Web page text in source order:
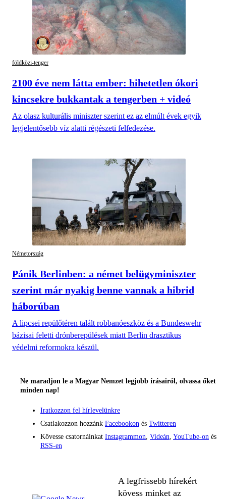
földközi-tenger
2100 éve nem látta ember: hihetetlen ókori
kincsekre bukkantak a tengerben + videó
Az olasz kulturális miniszter szerint ez az elmúlt évek egyik
legjelentősebb víz alatti régészeti felfedezése.
Németország
Pánik Berlinben: a német belügyminiszter
szerint már nyakig benne vannak a hibrid
háborúban
A lipcsei repülőtéren talált robbanóeszköz és a Bundeswehr
bázisai feletti drónberepülések miatt Berlin drasztikus
védelmi reformokra készül.
Ne maradjon le a Magyar Nemzet legjobb írásairól, olvassa őket
minden nap!
Iratkozzon fel hírlevelünkre
Csatlakozzon hozzánk Facebookon és Twitteren
Kövesse csatornáinkat Instagrammon, Videán, YouTube-on és
RSS-en
A legfrissebb hírekért
kövess minket az